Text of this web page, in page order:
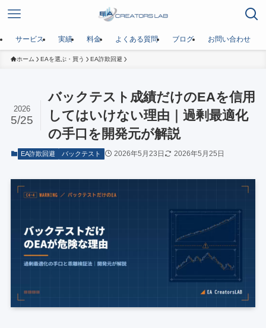
サービス 実績 料金 よくある質問 ブログ お問い合わせ
ホーム EAを選ぶ・買う EA詐欺回避
バックテスト成績だけのEAを信用
してはいけない理由｜過剰最適化
の手口を開発元が解説
2026
5/25
EA詐欺回避 バックテスト 2026年5月23日 2026年5月25日